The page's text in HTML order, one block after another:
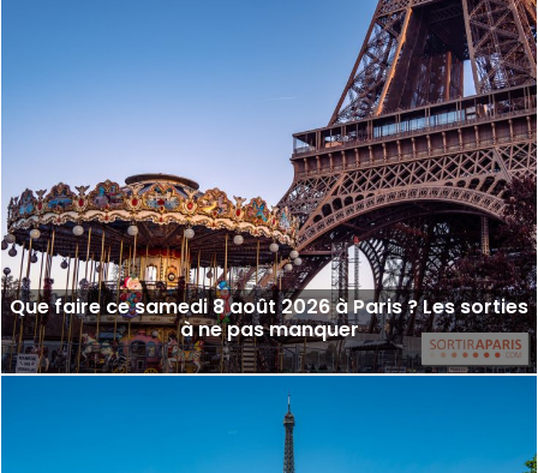
Que faire ce samedi 8 août 2026 à Paris ? Les sorties
à ne pas manquer